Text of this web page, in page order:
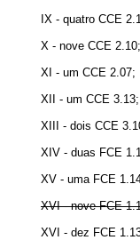
IX - quatro CCE
X - nove CCE 2.10;
XI - um CCE 2.07;
XII - um CCE 3.13;
XIII - dois CCE
XIV - duas FCE
XV - uma FCE
XVI - nove FCE
XVI - dez FCE